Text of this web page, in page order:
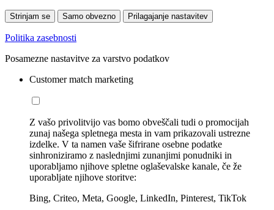
Strinjam se Samo obvezno Prilagajanje nastavitev
Politika zasebnosti
Posamezne nastavitve za varstvo podatkov
Customer match marketing
Z vašo privolitvijo vas bomo obveščali tudi o promocijah
zunaj našega spletnega mesta in vam prikazovali ustrezne
izdelke. V ta namen vaše šifrirane osebne podatke
sinhroniziramo z naslednjimi zunanjimi ponudniki in
uporabljamo njihove spletne oglaševalske kanale, če že
uporabljate njihove storitve:
Bing, Criteo, Meta, Google, LinkedIn, Pinterest, TikTok